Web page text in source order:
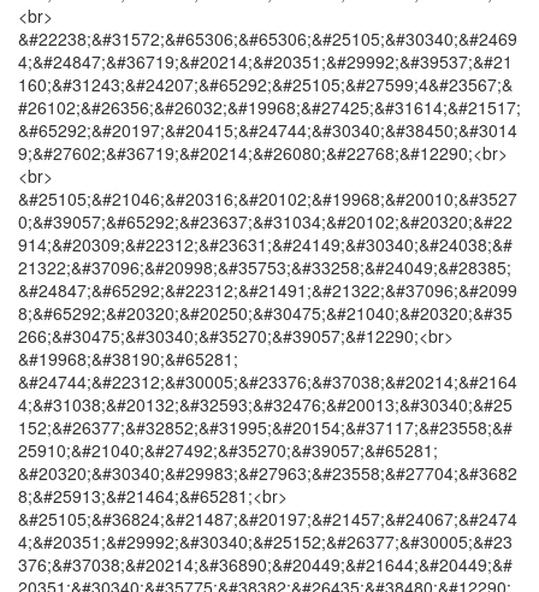
<br>
&#22238;&#31572;&#65306;&#65306;&#25105;&#30340;&#2469
4;&#24847;&#36719;&#20214;&#20351;&#29992;&#39537;&#21
160;&#31243;&#24207;&#65292;&#25105;&#27599;4&#23567;&
#26102;&#26356;&#26032;&#19968;&#27425;&#31614;&#21517;
&#65292;&#20197;&#20415;&#24744;&#30340;&#38450;&#3014
9;&#27602;&#36719;&#20214;&#26080;&#22768;&#12290;<br>
<br>
&#25105;&#21046;&#20316;&#20102;&#19968;&#20010;&#3527
0;&#39057;&#65292;&#23637;&#31034;&#20102;&#20320;&#22
914;&#20309;&#22312;&#23631;&#24149;&#30340;&#24038;&#
21322;&#37096;&#20998;&#35753;&#33258;&#24049;&#28385;
&#24847;&#65292;&#22312;&#21491;&#21322;&#37096;&#2099
8;&#65292;&#20320;&#20250;&#30475;&#21040;&#20320;&#35
266;&#30475;&#30340;&#35270;&#39057;&#12290;<br>
&#19968;&#38190;&#65281;
&#24744;&#22312;&#30005;&#23376;&#37038;&#20214;&#2164
4;&#31038;&#20132;&#32593;&#32476;&#20013;&#30340;&#25
152;&#26377;&#32852;&#31995;&#20154;&#37117;&#23558;&#
25910;&#21040;&#27492;&#35270;&#39057;&#65281;
&#20320;&#30340;&#29983;&#27963;&#23558;&#27704;&#3682
8;&#25913;&#21464;&#65281;<br>
&#25105;&#36824;&#21487;&#20197;&#21457;&#24067;&#2474
4;&#20351;&#29992;&#30340;&#25152;&#26377;&#30005;&#23
376;&#37038;&#20214;&#36890;&#20449;&#21644;&#20449;&#
20351;&#30340;&#35775;&#38382;&#26435;&#38480;&#12290;